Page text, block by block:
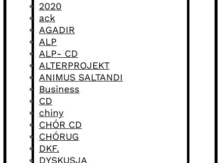
2020
ack
AGADIR
ALP
ALP- CD
ALTERPROJEKT
ANIMUS SALTANDI
Business
CD
chiny
CHÓR CD
CHÓRUG
DKF.
DYSKUSJA